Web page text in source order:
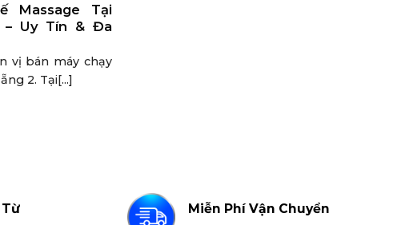
Massage Tại
– Uy Tín & Đa
vị bán máy chạy
2. Tại[...]
Từ Miễn Phí Vận Chuyển